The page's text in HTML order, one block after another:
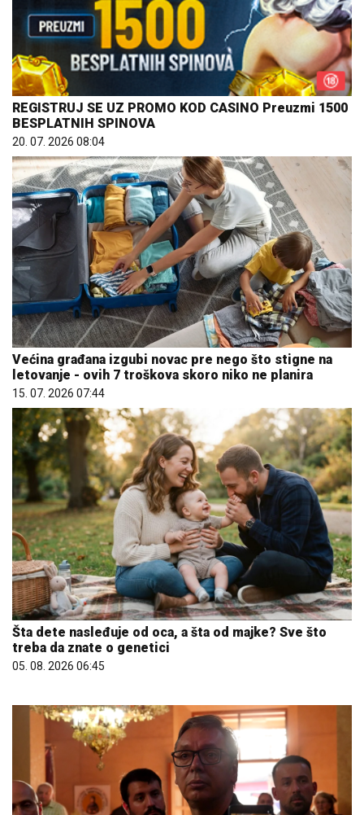
REGISTRUJ SE UZ PROMO KOD CASINO Preuzmi 1500
BESPLATNIH SPINOVA
20. 07. 2026 08:04
Većina građana izgubi novac pre nego što stigne na
letovanje - ovih 7 troškova skoro niko ne planira
15. 07. 2026 07:44
Šta dete nasleđuje od oca, a šta od majke? Sve što
treba da znate o genetici
05. 08. 2026 06:45